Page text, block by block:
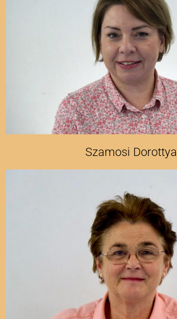
Szamosi Dorottya